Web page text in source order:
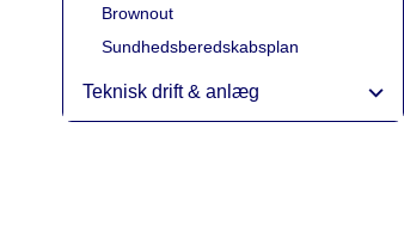
Brownout
Sundhedsberedskabsplan
Teknisk drift & anlæg